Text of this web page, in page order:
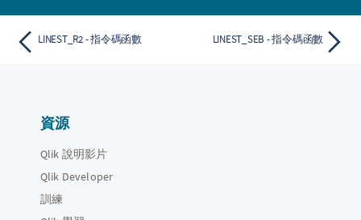
LINEST_R2 - 指令碼函數 LINEST_SEB - 指令碼函數
資源
Qlik 說明影片
Qlik Developer
訓練